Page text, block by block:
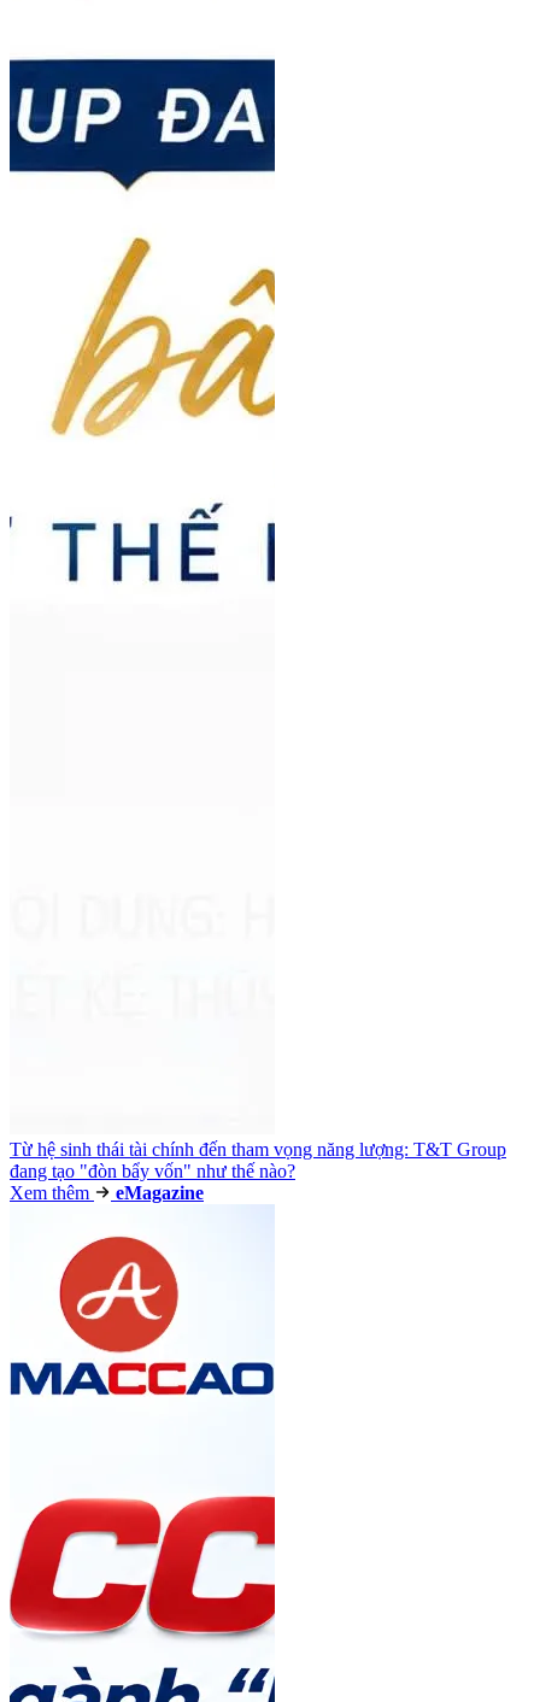
Từ hệ sinh thái tài chính đến tham vọng năng lượng: T&T Group
đang tạo "đòn bẩy vốn" như thế nào?
Xem thêm
eMagazine